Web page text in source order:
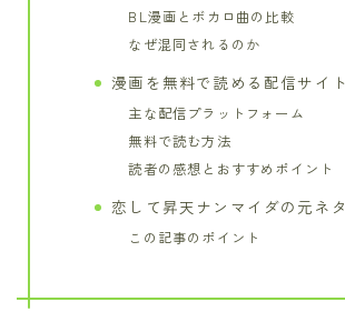
BL漫画とボカロ曲の比較
なぜ混同されるのか
漫画を無料で読める配信サイ
主な配信プラットフォーム
無料で読む方法
読者の感想とおすすめポイント
恋して昇天ナンマイダの元ネ
この記事のポイント